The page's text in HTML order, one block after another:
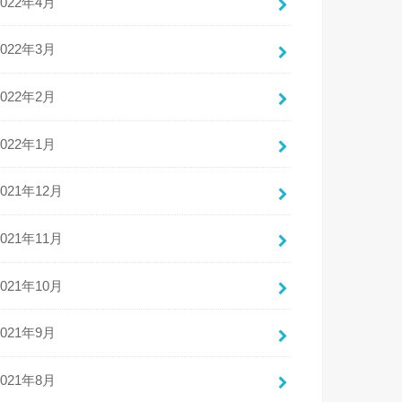
年3月
年2月
年1月
年12月
年11月
年10月
年9月
年8月